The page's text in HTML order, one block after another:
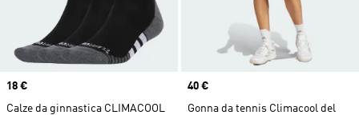
Price
18 €
Calze da ginnastica CLIMACOOL
Price
40 €
Gonna da tennis Climacool del